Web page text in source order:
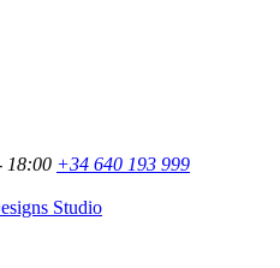
18:00 +34 640 193 999
Studio